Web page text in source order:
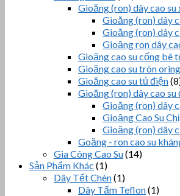
Gioăng (ron) dây cao su
Gioăng (ron) dây
Gioăng (ron) dây
Gioăng ron dây
Gioăng cao su cống bê
Gioăng cao su tròn oring
Gioăng cao su tủ điện
Gioăng (ron) dây cao su
Gioăng (ron) dây
Gioăng Cao Su
Gioăng (ron) dây
Goăng - ron cao su
Gia Công Cao Su(14)
Sản Phẩm Khác (1)
Dây Tết Chèn(1)
Dây Tẩm Teflon(1)